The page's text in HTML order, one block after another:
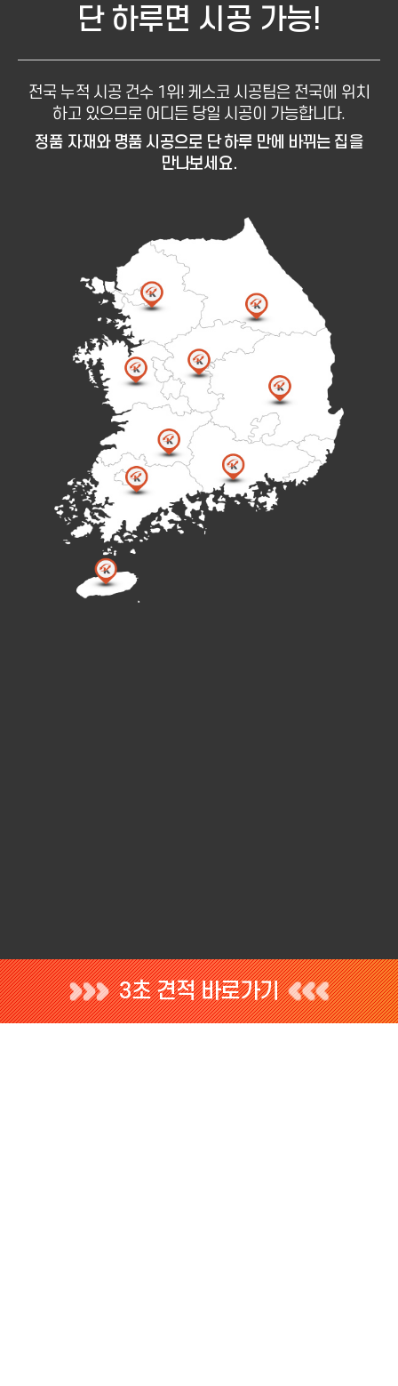
단 하루면 시공 가능!
전국 누적 시공 건수 1위! 케스코 시공팀은 전국에 위치
하고 있으므로 어디든 당일 시공이 가능합니다.
정품 자재와 명품 시공으로 단 하루 만에 바뀌는 집을
만나보세요.
3초 견적 바로가기